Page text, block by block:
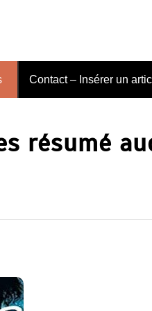
Contact – Insérer un
résumé